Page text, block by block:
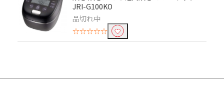
JRI-G100KO
品切れ中
☆☆☆☆☆